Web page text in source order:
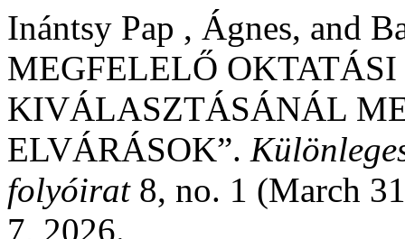
Inántsy Pap , Ágnes, and
MEGFELELŐ
KIVÁLASZTÁSÁNÁL
ELVÁRÁSOK”.
folyóirat8, no. 1 (March
7, 2026.